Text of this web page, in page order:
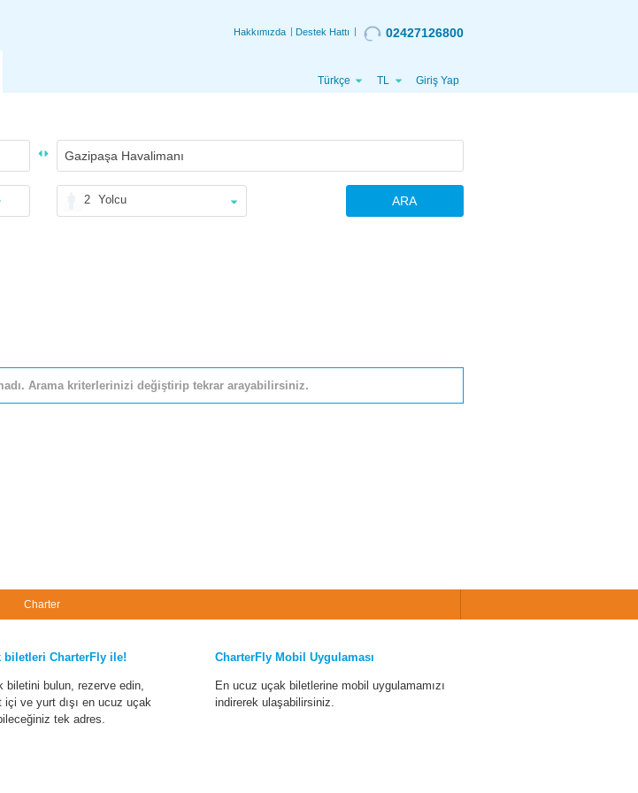
Hakkımızda Destek Hattı 02427126800
Türkçe TL Giriş Yap
2 Yolcu ARA
Arama kriterlerinizi değiştirip tekrar arayabilirsiniz.
Charter
biletleri CharterFly ile!
biletini bulun, rezerve edin,
içi ve yurt dışı en ucuz uçak
tek adres.
CharterFly Mobil Uygulaması
En ucuz uçak biletlerine mobil uygulamamızı
indirerek ulaşabilirsiniz.